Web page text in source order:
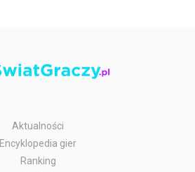
Aktualności
Encyklopedia gier
Ranking